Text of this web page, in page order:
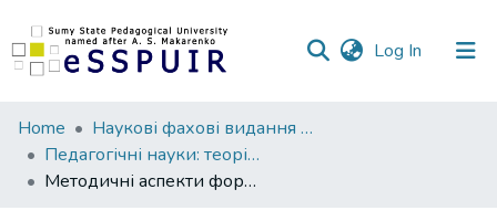
Log In (current)
Communities
&
Collections
Home
Наукові фахові видання СумДПУ
Педагогічні науки: теорія, історія, інноваційні технології
Методичні аспекти формування готовності майбутніх учителів географії до профільного навчання старшокласників